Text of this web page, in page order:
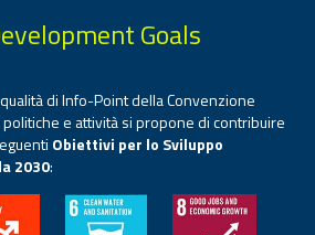
Goals
di Info-Point della Convenzione
e attività si propone di contribuire
Obiettivi per lo Sviluppo
2030: